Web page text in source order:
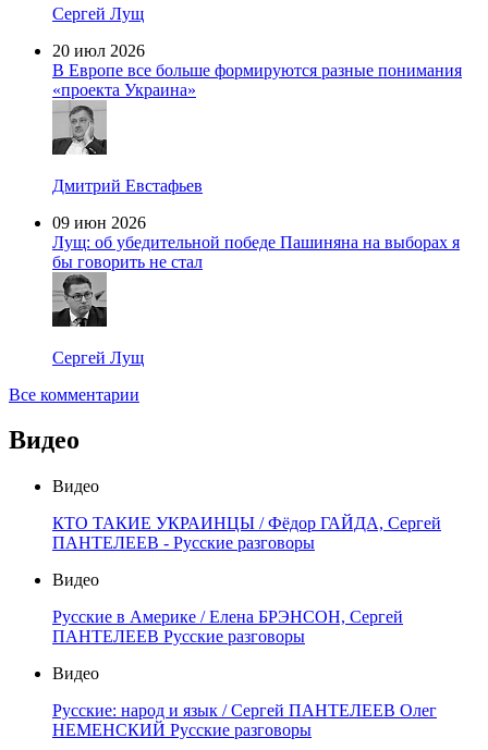
Сергей Лущ
20 июл 2026
В Европе все больше формируются разные понимания
«проекта Украина»
Дмитрий Евстафьев
09 июн 2026
Лущ: об убедительной победе Пашиняна на выборах я
бы говорить не стал
Сергей Лущ
Все комментарии
Видео
Видео
КТО ТАКИЕ УКРАИНЦЫ / Фёдор ГАЙДА, Сергей
ПАНТЕЛЕЕВ - Русские разговоры
Видео
Русские в Америке / Елена БРЭНСОН, Сергей
ПАНТЕЛЕЕВ Русские разговоры
Видео
Русские: народ и язык / Сергей ПАНТЕЛЕЕВ Олег
НЕМЕНСКИЙ Русские разговоры